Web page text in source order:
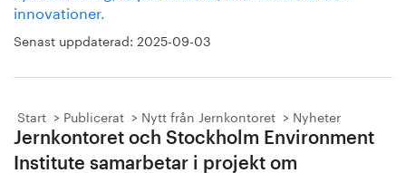
innovationer.
Senast uppdaterad: 2025-09-03
Start Publicerat Nytt från Jernkontoret Nyheter
Jernkontoret och Stockholm Environment
Institute samarbetar i projekt om